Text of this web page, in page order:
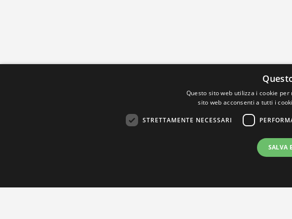
Questo sito web utilizza i cookie
sito web acconsenti a tutti i
STRETTAMENTE NECESSARI
SALVA